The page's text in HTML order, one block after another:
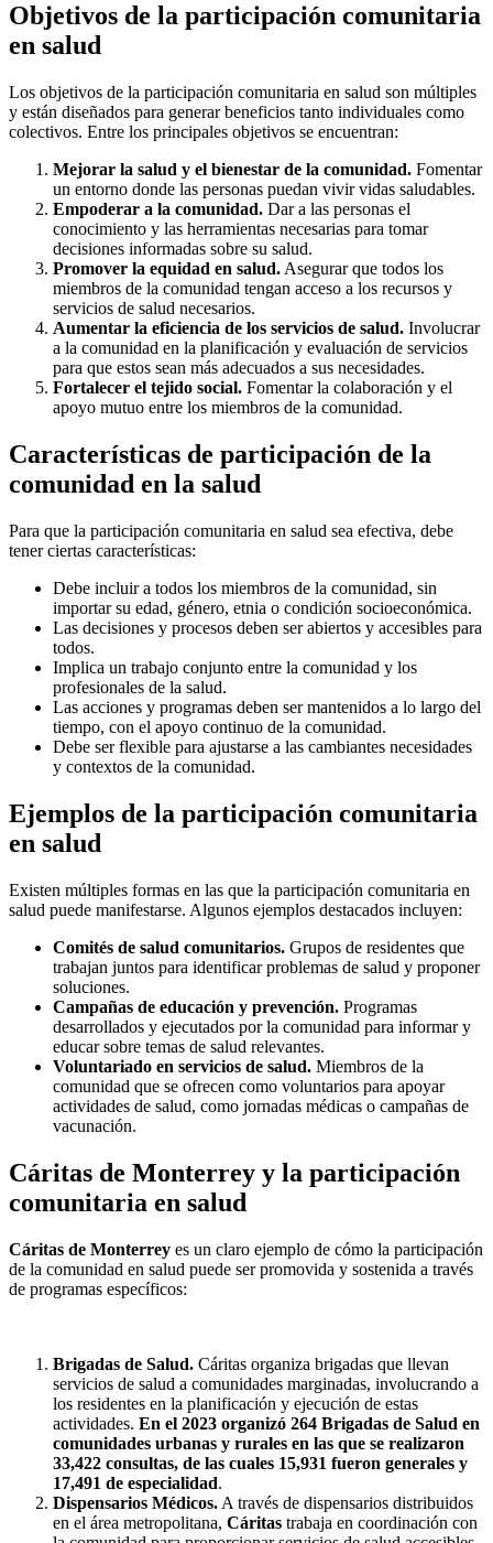
Objetivos de la participación comunitaria
en salud
Los objetivos de la participación comunitaria en salud son múltiples
y están diseñados para generar beneficios tanto individuales como
colectivos. Entre los principales objetivos se encuentran:
Mejorar la salud y el bienestar de la comunidad. Fomentar
un entorno donde las personas puedan vivir vidas saludables.
Empoderar a la comunidad. Dar a las personas el
conocimiento y las herramientas necesarias para tomar
decisiones informadas sobre su salud.
Promover la equidad en salud. Asegurar que todos los
miembros de la comunidad tengan acceso a los recursos y
servicios de salud necesarios.
Aumentar la eficiencia de los servicios de salud. Involucrar
a la comunidad en la planificación y evaluación de servicios
para que estos sean más adecuados a sus necesidades.
Fortalecer el tejido social. Fomentar la colaboración y el
apoyo mutuo entre los miembros de la comunidad.
Características de participación de la
comunidad en la salud
Para que la participación comunitaria en salud sea efectiva, debe
tener ciertas características:
Debe incluir a todos los miembros de la comunidad, sin
importar su edad, género, etnia o condición socioeconómica.
Las decisiones y procesos deben ser abiertos y accesibles para
todos.
Implica un trabajo conjunto entre la comunidad y los
profesionales de la salud.
Las acciones y programas deben ser mantenidos a lo largo del
tiempo, con el apoyo continuo de la comunidad.
Debe ser flexible para ajustarse a las cambiantes necesidades
y contextos de la comunidad.
Ejemplos de la participación comunitaria
en salud
Existen múltiples formas en las que la participación comunitaria en
salud puede manifestarse. Algunos ejemplos destacados incluyen:
Comités de salud comunitarios. Grupos de residentes que
trabajan juntos para identificar problemas de salud y proponer
soluciones.
Campañas de educación y prevención. Programas
desarrollados y ejecutados por la comunidad para informar y
educar sobre temas de salud relevantes.
Voluntariado en servicios de salud. Miembros de la
comunidad que se ofrecen como voluntarios para apoyar
actividades de salud, como jornadas médicas o campañas de
vacunación.
Cáritas de Monterrey y la participación
comunitaria en salud
Cáritas de Monterrey es un claro ejemplo de cómo la participación
de la comunidad en salud puede ser promovida y sostenida a través
de programas específicos:
Brigadas de Salud. Cáritas organiza brigadas que llevan
servicios de salud a comunidades marginadas, involucrando a
los residentes en la planificación y ejecución de estas
actividades. En el 2023 organizó 264 Brigadas de Salud en
comunidades urbanas y rurales en las que se realizaron
33,422 consultas, de las cuales 15,931 fueron generales y
17,491 de especialidad.
Dispensarios Médicos. A través de dispensarios distribuidos
en el área metropolitana, Cáritas trabaja en coordinación con